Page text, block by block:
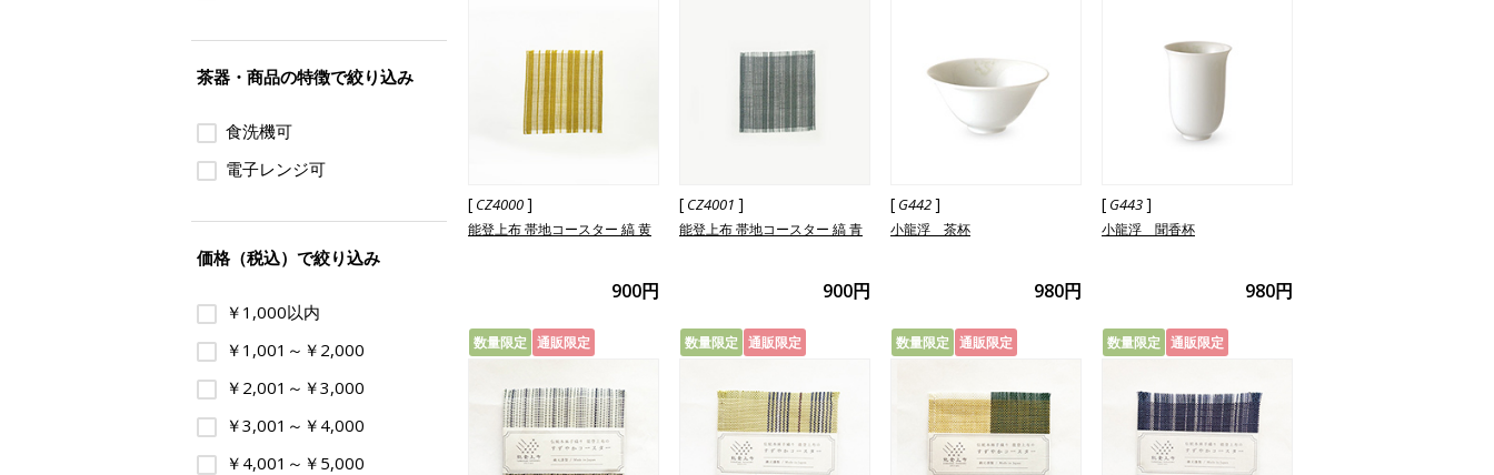
[ CZ4000]
能登上布 帯地コースター 縞 黄
900円
[ CZ4001 ]
能登上布 帯地コースター 縞 青
900円
[ G442]
小龍浮 茶杯
980円
[ G443]
小龍浮 聞香杯
980円
数量限定 通販限定 数量限定 通販限定 数量限定 通販限定 数量限定 通販限定
茶器・商品の特徴で絞り込み
食洗機可
電子レンジ可
価格（税込）で絞り込み
￥1,000以内
￥1,001～￥2,000
￥2,001～￥3,000
￥3,001～￥4,000
￥4,001～￥5,000